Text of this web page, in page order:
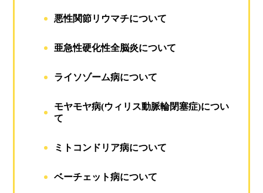
悪性関節リウマチについて
亜急性硬化性全脳炎について
ライソゾーム病について
モヤモヤ病(ウィリス動脈輪閉塞症)につい
て
ミトコンドリア病について
ベーチェット病について